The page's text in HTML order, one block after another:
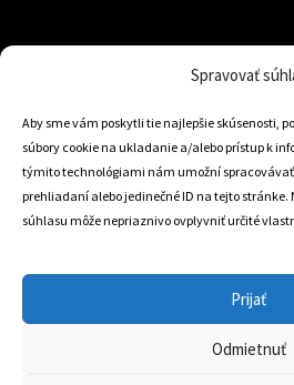
Spravovať
Aby sme vám poskytli tie najlepšie skúsenosti,
súbory cookie na ukladanie a/alebo prístup k
týmito technológiami nám umožní spracovávať
prehliadaní alebo jedinečné ID na tejto stránke.
súhlasu môže nepriaznivo ovplyvniť určité
Prijať
Odmietnuť
Trstená 02801
+421 905 806 234
Český